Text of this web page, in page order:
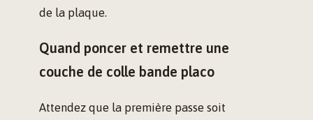
de la plaque.
Quand poncer et remettre une
couche de colle bande placo
Attendez que la première passe soit